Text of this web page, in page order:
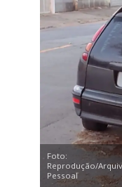
Foto:
Reprodução/
Pessoal